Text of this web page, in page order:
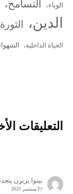
الوباء، التسامح،
الدين،
الحياة الداخلية،
التعليقات
بينوا يزيرن
27 سبتمبر 2025